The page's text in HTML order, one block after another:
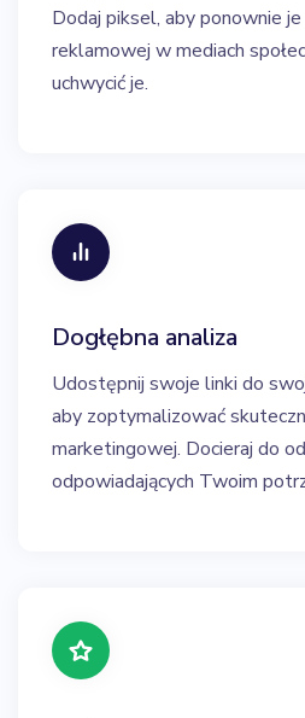
Dodaj piksel, aby ponownie
reklamowej w mediach
uchwycić je.
Dogłębna analiza
Udostępnij swoje linki do
aby zoptymalizować
marketingowej. Docieraj do
odpowiadających Twoim